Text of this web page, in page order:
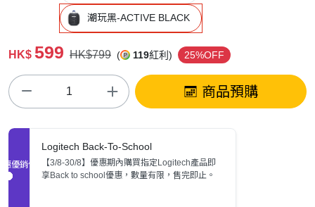
潮玩黑-ACTIVE BLACK
HK$ 599 HK$799 ( 119紅利) 25%OFF
商品預購
促銷優惠
Logitech Back-To-School
【3/8-30/8】優惠期內購買指定Logitech產品即
享Back to school優惠，數量有限，售完即止。